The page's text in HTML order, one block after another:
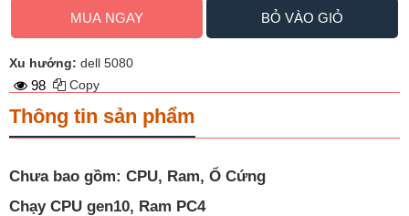
MUA NGAY BỎ VÀO GIỎ
Xu hướng: dell 5080
98 Copy
Thông tin sản phẩm
Chưa bao gồm: CPU, Ram, Ổ Cứng
Chạy CPU gen10, Ram PC4